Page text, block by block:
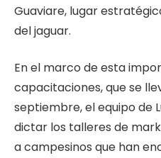
Guaviare, lugar
del jaguar.
En el marco de esta
capacitaciones, que se
septiembre, el equipo de
dictar los talleres de
a campesinos que han